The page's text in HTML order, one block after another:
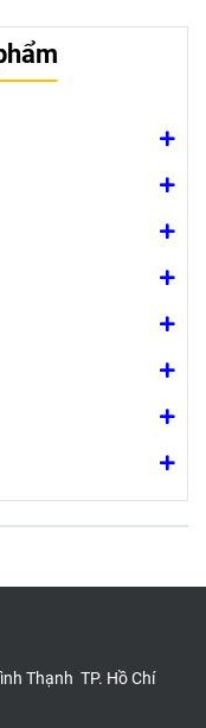
trong hệ thống
điều hòa không
khí.
Thạnh TP. Hồ Chí